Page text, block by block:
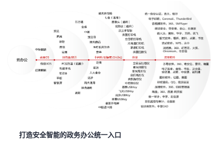
打造安全智能的政务办公统一入口